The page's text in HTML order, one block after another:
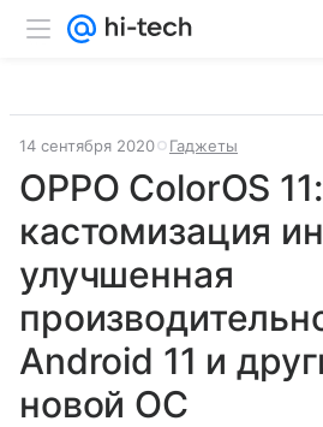
14 сентября 2020 Гаджеты
​​​​​​​OPPO ColorOS 11:
кастомизация
улучшенная
Android 11 и
новой ОС